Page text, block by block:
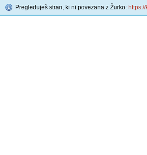
Pregleduješ stran, ki ni povezana z Žurko: